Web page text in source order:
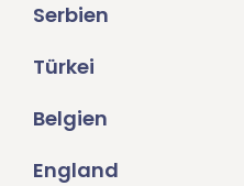
Serbien
Türkei
Belgien
England